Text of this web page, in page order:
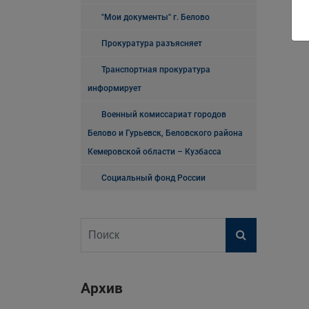
"Мои документы" г. Белово
Прокуратура разъясняет
Транспортная прокуратура
информирует
Военный комиссариат городов
Белово и Гурьевск, Беловского района
Кемеровской области – Кузбасса
Социальный фонд России
Архив